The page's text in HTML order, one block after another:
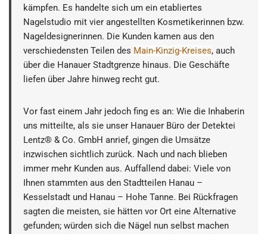
kämpfen. Es handelte sich um ein etabliertes
Nagelstudio mit vier angestellten Kosmetikerinnen bzw.
Nageldesignerinnen. Die Kunden kamen aus den
verschiedensten Teilen des Main-Kinzig-Kreises, auch
über die Hanauer Stadtgrenze hinaus. Die Geschäfte
liefen über Jahre hinweg recht gut.
Vor fast einem Jahr jedoch fing es an: Wie die Inhaberin
uns mitteilte, als sie unser Hanauer Büro der Detektei
Lentz® & Co. GmbH anrief, gingen die Umsätze
inzwischen sichtlich zurück. Nach und nach blieben
immer mehr Kunden aus. Auffallend dabei: Viele von
Ihnen stammten aus den Stadtteilen Hanau –
Kesselstadt und Hanau – Hohe Tanne. Bei Rückfragen
sagten die meisten, sie hätten vor Ort eine Alternative
gefunden; würden sich die Nägel nun selbst machen